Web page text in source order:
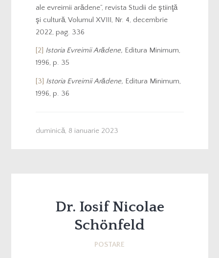
ale evreimii arădene”, revista Studii de ştiinţă
şi cultură, Volumul XVIII, Nr. 4, decembrie
2022, pag. 336
[2] Istoria Evreimii Arădene, Editura Minimum,
1996, p. 35
[3] Istoria Evreimii Arădene, Editura Minimum,
1996, p. 36
duminică, 8 ianuarie 2023
Dr. Iosif Nicolae
Schönfeld
POSTARE